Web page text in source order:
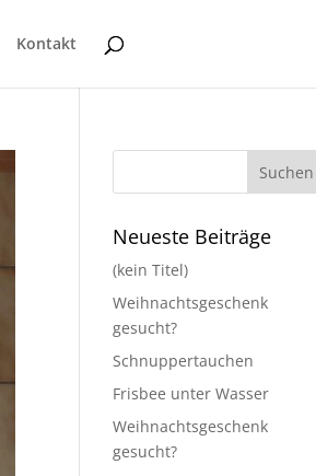
Kontakt
Neueste Beiträge
(kein Titel)
Weihnachtsgeschenk
gesucht?
Schnuppertauchen
Frisbee unter Wasser
Weihnachtsgeschenk
gesucht?